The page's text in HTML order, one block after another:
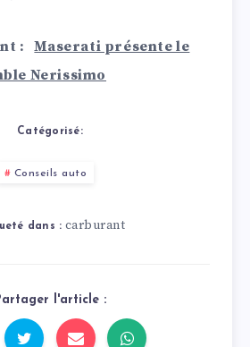
et :
Maserati présente le
Nerissimo
Catégorisé:
Conseils auto
dans : carburant
l'article :